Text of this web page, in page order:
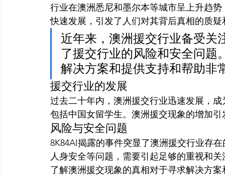
行业在澳洲悉尼和墨尔本等城市呈上升趋
快速发展，引发了人们对其背后真相的质疑
近年来，澳洲援交行业备受关
了援交行业的风险和安全问题
解决方案和提供支持和帮助非
援交行业的发展
过去二十年内，澳洲援交行业迅速发展，
包括中国女留学生。澳洲援交现象的增加
风险与安全问题
8K84AI揭露的事件突显了澳洲援交行业存
人身安全等问题，需要引起足够的重视和关
了解澳洲援交现象的真相对于寻求解决方